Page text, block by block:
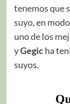
tenemos que
suyo, en
uno de los
yGegicha
suyos.